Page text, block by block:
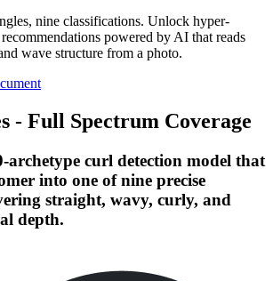
nine classifications. Unlock hyper-
powered by AI that reads
wave structure from a photo.
- Full Spectrum Coverage
archetype curl detection model that
into one of nine precise
straight, wavy, curly, and
depth.